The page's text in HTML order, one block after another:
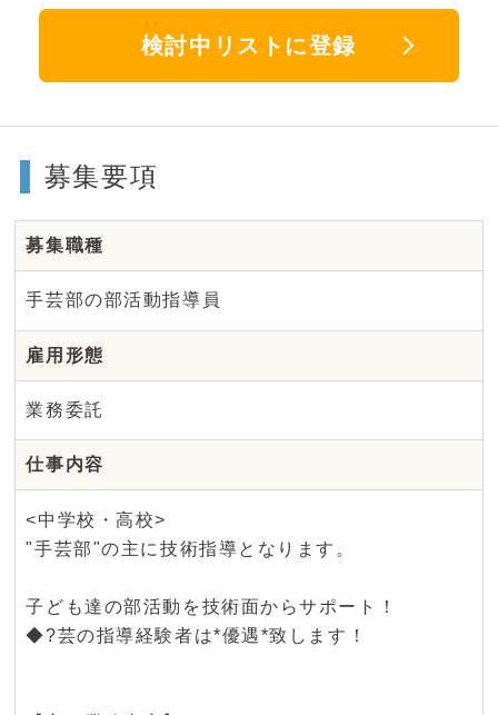
検討中リストに登録
募集要項
募集職種
手芸部の部活動指導員
雇用形態
業務委託
仕事内容
<中学校・高校>
"手芸部"の主に技術指導となります。
子ども達の部活動を技術面からサポート！
◆?芸の指導経験者は*優遇*致します！